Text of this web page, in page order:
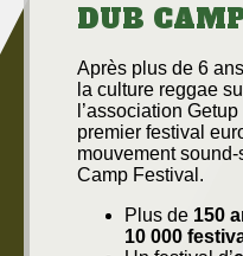
DUB
Après plus de 6
la culture reggae
l’association
premier festival
mouvement
Camp Festival.
Plus de 150
10 000